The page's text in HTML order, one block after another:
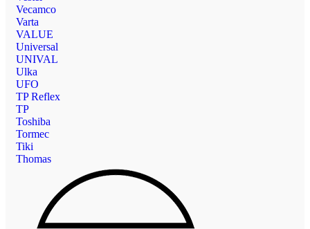
Vecamco
Varta
VALUE
Universal
UNIVAL
Ulka
UFO
TP Reflex
TP
Toshiba
Tormec
Tiki
Thomas